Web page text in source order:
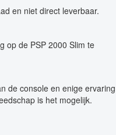
en niet direct leverbaar.
op de PSP 2000 Slim te
de console en enige ervaring
is het mogelijk.